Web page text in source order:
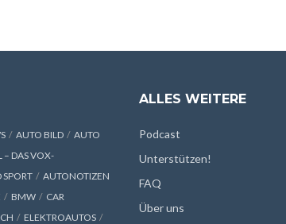
AUTO BILD
AUTO
– DAS VOX-
AUTONOTIZEN
BMW
CAR
ELEKTROAUTOS
ALLES WEITERE
Podcast
Unterstützen!
FAQ
Über uns